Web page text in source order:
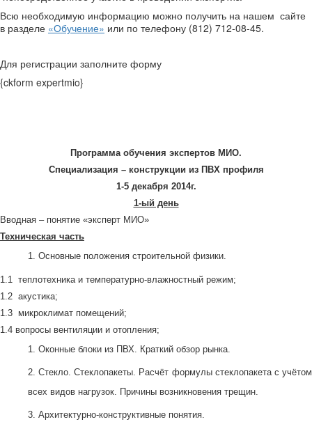
Всю необходимую информацию можно получить на нашем сайте
в разделе «Обучение» или по телефону (812) 712-08-45.
Для регистрации заполните форму
{ckform expertmio}
Программа обучения экспертов МИО.
Специализация – конструкции из ПВХ профиля
1-5 декабря 2014г.
1-ый день
Вводная – понятие «эксперт МИО»
Техническая часть
Основные положения строительной физики.
1.1 теплотехника и температурно-влажностный режим;
1.2 акустика;
1.3 микроклимат помещений;
1.4 вопросы вентиляции и отопления;
Оконные блоки из ПВХ. Краткий обзор рынка.
Стекло. Стеклопакеты. Расчёт формулы стеклопакета с учётом
всех видов нагрузок. Причины возникновения трещин.
Архитектурно-конструктивные понятия.